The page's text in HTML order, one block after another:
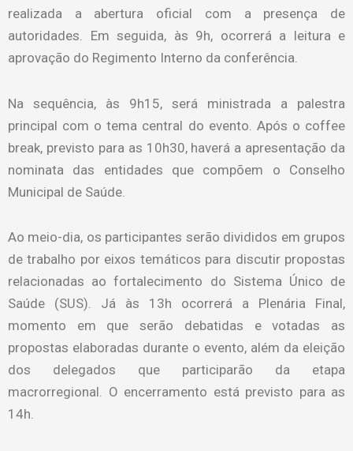
realizada a abertura oficial com a presença de
autoridades. Em seguida, às 9h, ocorrerá a leitura e
aprovação do Regimento Interno da conferência.
Na sequência, às 9h15, será ministrada a palestra
principal com o tema central do evento. Após o coffee
break, previsto para as 10h30, haverá a apresentação da
nominata das entidades que compõem o Conselho
Municipal de Saúde.
Ao meio-dia, os participantes serão divididos em grupos
de trabalho por eixos temáticos para discutir propostas
relacionadas ao fortalecimento do Sistema Único de
Saúde (SUS). Já às 13h ocorrerá a Plenária Final,
momento em que serão debatidas e votadas as
propostas elaboradas durante o evento, além da eleição
dos delegados que participarão da etapa
macrorregional. O encerramento está previsto para as
14h.